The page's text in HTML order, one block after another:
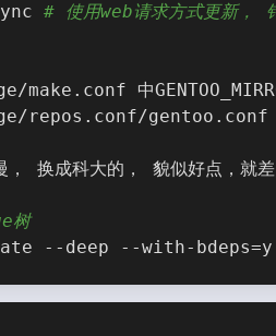
# 使用web请求方式更新，
中
repos.conf/gentoo.conf
， 换成科大的， 貌似好点，
树
--deep --with-